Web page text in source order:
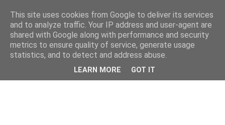
This site uses cookies from Google to deliver its services
and to analyze traffic. Your IP address and user-agent are
shared with Google along with performance and security
metrics to ensure quality of service, generate usage
statistics, and to detect and address abuse.
LEARN MORE GOT IT